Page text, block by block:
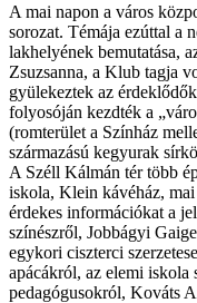
A mai napon a város
sorozat. Témája ezúttal a
lakhelyének bemutatása,
Zsuzsanna, a Klub tagja
gyülekeztek az
folyosóján kezdték a
(romterület a Színház
származású kegyurak
A Széll Kálmán tér több
iskola, Klein kávéház,
érdekes információkat a
színészről, Jobbágyi
egykori ciszterci
apácákról, az elemi iskola
pedagógusokról, Kováts